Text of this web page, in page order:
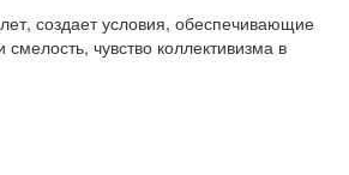
создает условия, обеспечивающие
чувство коллективизма в